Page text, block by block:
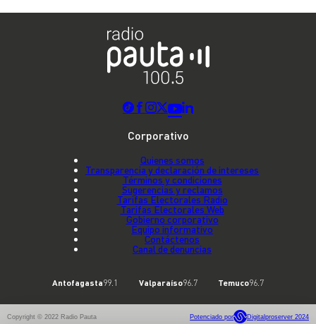
Corporativo
Quienes somos
Transparencia y declaración de intereses
Términos y condiciones
Sugerencias y reclamos
Tarifas Electorales Radio
Tarifas Electorales Web
Gobierno corporativo
Equipo informativo
Contáctenos
Canal de denuncias
Antofagasta99.1 Valparaíso96.7 Temuco96.7
Copyright © 2022 Radio Pauta Potenciado por Digitalproserver 2024